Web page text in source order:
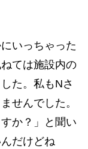
いっちゃった
ては施設内の
た。私もNさ
せんでした。
か？」と聞い
だけどね